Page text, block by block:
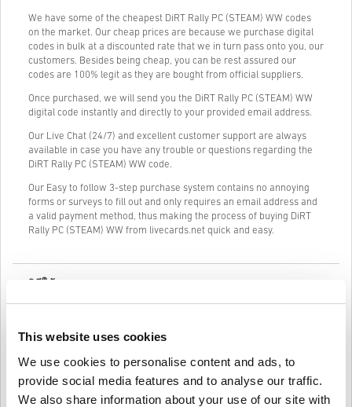
This website uses cookies
We use cookies to personalise content and ads, to
provide social media features and to analyse our traffic.
We also share information about your use of our site with
We have some of the cheapest DiRT Rally PC (STEAM) WW codes
on the market. Our cheap prices are because we purchase digital
codes in bulk at a discounted rate that we in turn pass onto you, our
customers. Besides being cheap, you can be rest assured our
codes are 100% legit as they are bought from official suppliers.
Once purchased, we will send you the DiRT Rally PC (STEAM) WW
digital code instantly and directly to your provided email address.
Our Live Chat (24/7) and excellent customer support are always
available in case you have any trouble or questions regarding the
DiRT Rally PC (STEAM) WW code.
Our Easy to follow 3-step purchase system contains no annoying
forms or surveys to fill out and only requires an email address and
a valid payment method, thus making the process of buying DiRT
Rally PC (STEAM) WW from livecards.net quick and easy.
มาก:
สินค้าพรีออเดอร์จะถูกจัดส่งก่อนหรือในวันวางจำหน่ายที่
ระบุไว้ในขณะที่สินค้าในสต็อกจะถูกจัดส่งทันทีเพื่อรอการ
ตรวจสอบความปลอดภัย.
เขียนความคิดเห็น 4.1/5 10 รีวิว